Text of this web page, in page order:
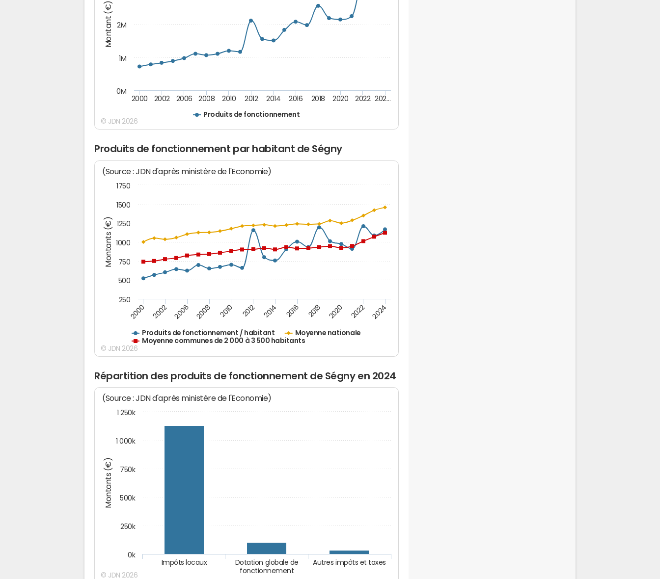
Montant (€)
Produits de fonctionnement
2000 2002 2006 2008 2010 2012 2014 2016 2018 2020 2022 202…
0M
1M
2M
© JDN 2026
Produits de fonctionnement par habitant de Ségny
Montants (€)
(Source : JDN d'après ministère de l'Economie)
Produits de fonctionnement / habitant
Moyenne nationale
Moyenne communes de 2 000 à 3 500 habitants
2000 2002 2006 2008 2010 2012 2014 2016 2018 2020 2022 2024
250
500
750
1000
1250
1500
1750
© JDN 2026
Répartition des produits de fonctionnement de Ségny en 2024
Montants (€)
(Source : JDN d'après ministère de l'Economie)
Autres impôts et taxes
Dotation globale de
fonctionnement
Impôts locaux
0k
250k
500k
750k
1 000k
1 250k
© JDN 2026